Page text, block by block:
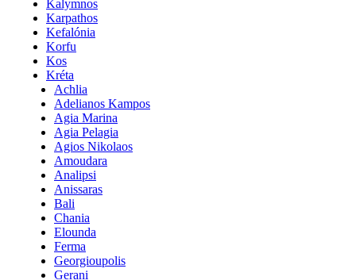
Kalymnos
Karpathos
Kefalónia
Korfu
Kos
Kréta
Achlia
Adelianos Kampos
Agia Marina
Agia Pelagia
Agios Nikolaos
Amoudara
Analipsi
Anissaras
Bali
Chania
Elounda
Ferma
Georgioupolis
Gerani